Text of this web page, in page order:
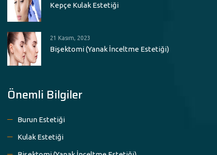
Kepçe Kulak Estetiği
21 Kasım, 2023
Bişektomi (Yanak İnceltme Estetiği)
Önemli Bilgiler
Burun Estetiği
Kulak Estetiği